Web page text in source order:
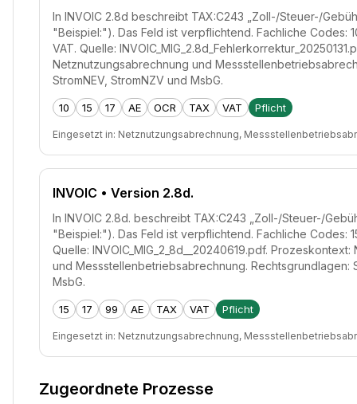
In INVOIC 2.8d beschreibt TAX:C243 „Zoll-/Steuer-/
"Beispiel:"). Das Feld ist verpflichtend. Fachliche Codes:
VAT. Quelle:
Netznutzungsabrechnung und
StromNEV, StromNZV und MsbG.
10 15 17 AE OCR TAX VAT Pflicht
Eingesetzt in: Netznutzungsabrechnung,
INVOIC • Version 2.8d.
In INVOIC 2.8d. beschreibt TAX:C243 „Zoll-/Steuer-/
"Beispiel:"). Das Feld ist verpflichtend. Fachliche Codes:
Quelle: INVOIC_MIG_2_8d__20240619.pdf.
und Messstellenbetriebsabrechnung. Rechtsgrundlagen:
MsbG.
15 17 99 AE TAX VAT Pflicht
Eingesetzt in: Netznutzungsabrechnung,
Zugeordnete Prozesse